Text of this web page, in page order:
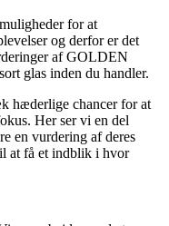
for at
og derfor er det
af GOLDEN
glas inden du handler.
hæderlige chancer for at
Her ser vi en del
en vurdering af deres
at få et indblik i hvor